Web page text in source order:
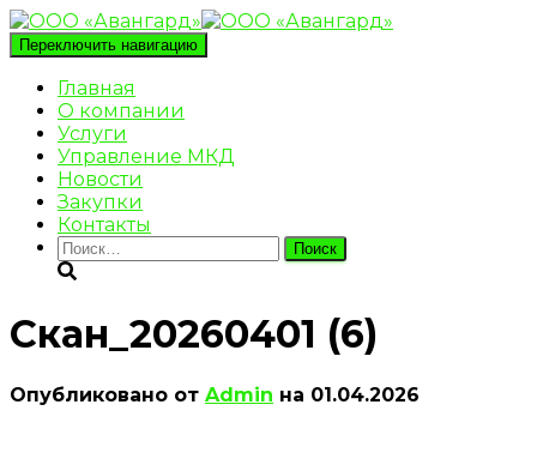
Переключить навигацию
Главная
О компании
Услуги
Управление МКД
Новости
Закупки
Контакты
Найти:
Скан_20260401 (6)
Опубликовано от Admin на 01.04.2026